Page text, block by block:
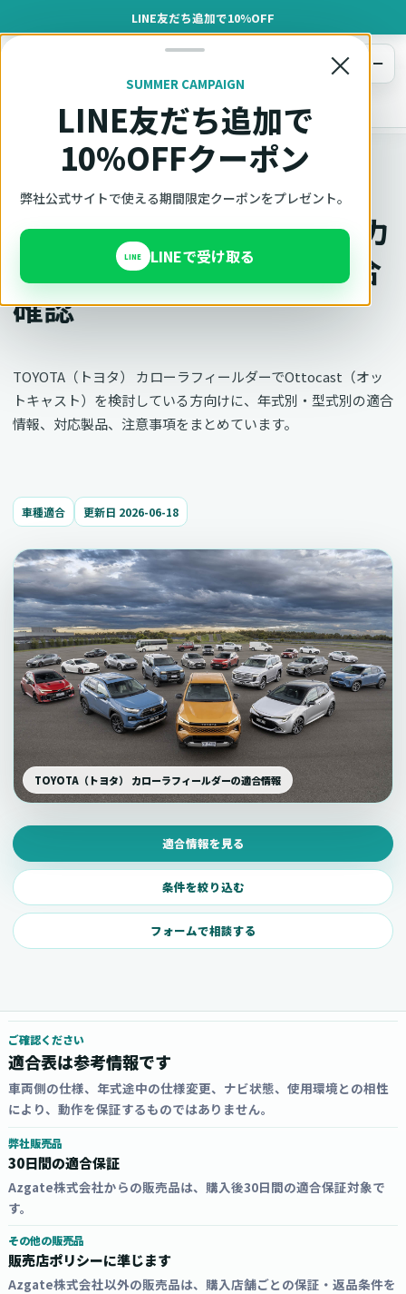
LINE友だち追加で10%OFF
×
SUMMER CAMPAIGN
LINE友だち追加で
10%OFFクーポン
弊社公式サイトで使える期間限定クーポンをプレゼント。
LINE LINEで受け取る
オットキャスト
メニュー
車種適合確認 TOYOTA（トヨタ） カローラフィールダー
車種別適合
オットキャスト TOYOTA カ
ローラフィールダーの適合
確認
TOYOTA（トヨタ） カローラフィールダーでOttocast（オッ
トキャスト）を検討している方向けに、年式別・型式別の適合
情報、対応製品、注意事項をまとめています。
車種適合 更新日 2026-06-18
適合情報を見る
条件を絞り込む
フォームで相談する
TOYOTA（トヨタ） カローラフィールダーの適合情報
ご確認ください
適合表は参考情報です
車両側の仕様、年式途中の仕様変更、ナビ状態、使用環境との相性
により、動作を保証するものではありません。
弊社販売品
30日間の適合保証
Azgate株式会社からの販売品は、購入後30日間の適合保証対象で
す。
その他の販売品
販売店ポリシーに準じます
Azgate株式会社以外の販売品は、購入店舗ごとの保証・返品条件を